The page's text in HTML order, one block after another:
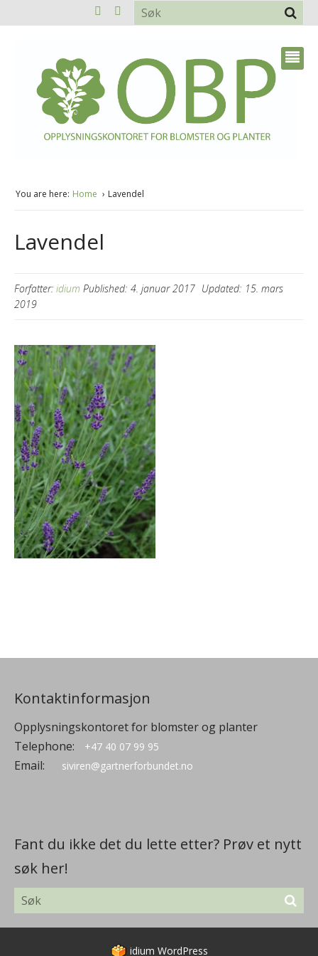
You are here: Home Lavendel
Lavendel
Forfatter: idium Published: 4. januar 2017 Updated: 15. mars
2019
Kontaktinformasjon
Opplysningskontoret for blomster og planter
Telephone:
+47 40 07 99 95
Email: siviren@gartnerforbundet.no
Fant du ikke det du lette etter? Prøv et nytt
søk her!
idium WordPress